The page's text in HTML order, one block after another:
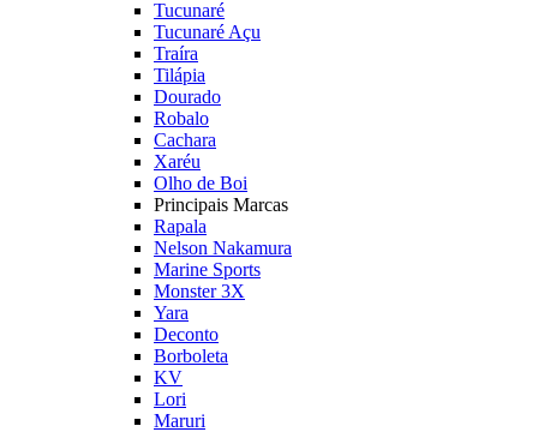
Tucunaré
Tucunaré Açu
Traíra
Tilápia
Dourado
Robalo
Cachara
Xaréu
Olho de Boi
Principais Marcas
Rapala
Nelson Nakamura
Marine Sports
Monster 3X
Yara
Deconto
Borboleta
KV
Lori
Maruri